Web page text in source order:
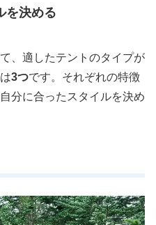
を決める
、適したテントのタイプが
3つです。それぞれの特徴
分に合ったスタイルを決め